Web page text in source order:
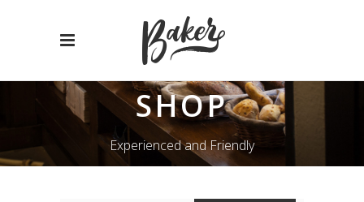
SHOP
Experienced and Friendly